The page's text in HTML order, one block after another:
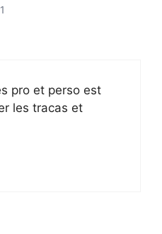
pro et perso est
les tracas et